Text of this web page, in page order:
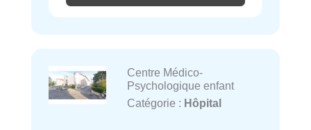
Centre Médico-
Psychologique enfant
Catégorie : Hôpital